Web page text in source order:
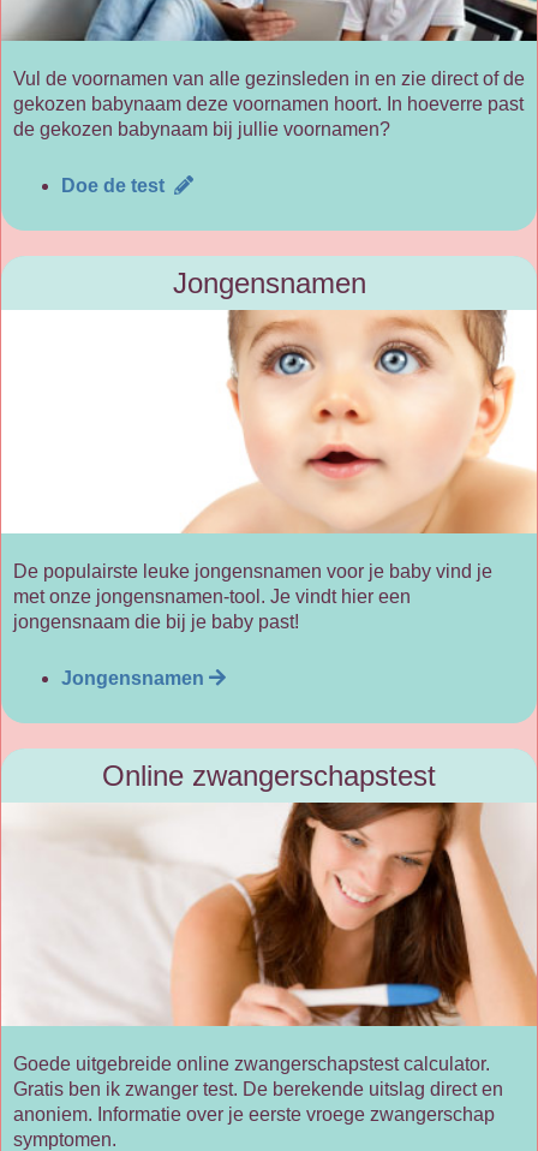
Vul de voornamen van alle gezinsleden in en zie direct of de
gekozen babynaam deze voornamen hoort. In hoeverre past
de gekozen babynaam bij jullie voornamen?
Doe de test
Jongensnamen
De populairste leuke jongensnamen voor je baby vind je
met onze jongensnamen-tool. Je vindt hier een
jongensnaam die bij je baby past!
Jongensnamen
Online zwangerschapstest
Goede uitgebreide online zwangerschapstest calculator.
Gratis ben ik zwanger test. De berekende uitslag direct en
anoniem. Informatie over je eerste vroege zwangerschap
symptomen.